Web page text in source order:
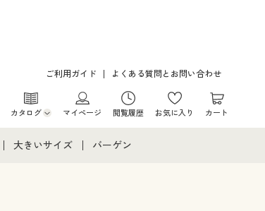
ご利用ガイド よくある質問とお問い合わせ
カタログ
ラシからのご注文
マイページ 閲覧履歴 お気に入り カート
大きいサイズ バーゲン